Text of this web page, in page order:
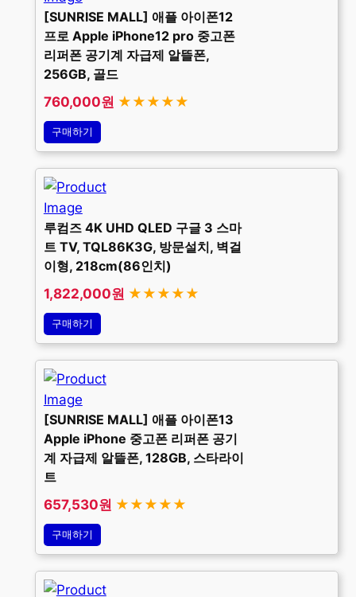
[SUNRISE MALL] 애플 아이폰12
프로 Apple iPhone12 pro 중고폰
리퍼폰 공기계 자급제 알뜰폰,
256GB, 골드
760,000원 ★★★★★
구매하기
루컴즈 4K UHD QLED 구글 3 스마
트 TV, TQL86K3G, 방문설치, 벽걸
이형, 218cm(86인치)
1,822,000원 ★★★★★
구매하기
[SUNRISE MALL] 애플 아이폰13
Apple iPhone 중고폰 리퍼폰 공기
계 자급제 알뜰폰, 128GB, 스타라이
트
657,530원 ★★★★★
구매하기